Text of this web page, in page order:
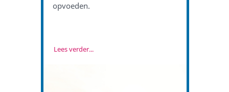
opvoeden.
Lees verder...